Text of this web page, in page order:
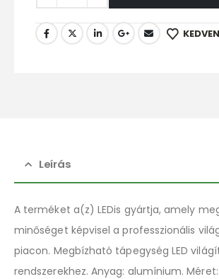
Leírás
A terméket a(z) LEDis gyártja, amely
minőséget képvisel a professzionális
piacon. Megbízható tápegység LED
rendszerekhez. Anyag: alumínium. Méret: